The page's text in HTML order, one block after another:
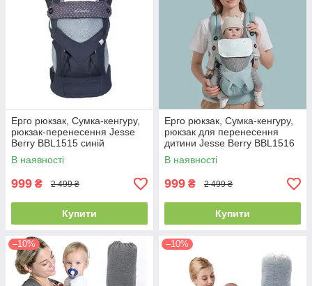
Ерго рюкзак, Сумка-кенгуру,
рюкзак-перенесення Jesse
Berry BBL1515 синій
В наявності
999 ₴ 2 499 ₴
Купити
Ерго рюкзак, Сумка-кенгуру,
рюкзак для перенесення
дитини Jesse Berry BBL1516
блакитний
В наявності
999 ₴ 2 499 ₴
Купити
–10% –10%